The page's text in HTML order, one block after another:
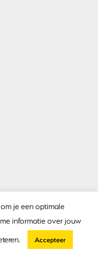
je een optimale
informatie over jouw
Accepteer